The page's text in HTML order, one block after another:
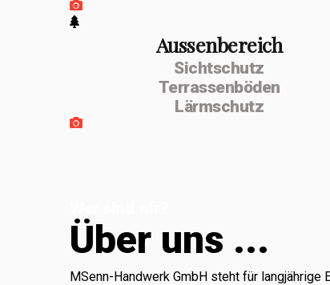
Aussenbereich
Sichtschutz
Terrassenböden
Lärmschutz
Über uns ...
MSenn-Handwerk GmbH steht für langjährige
Unterstützt
Monika Dettling-
und Buchhaltung
verantwortlich ist.